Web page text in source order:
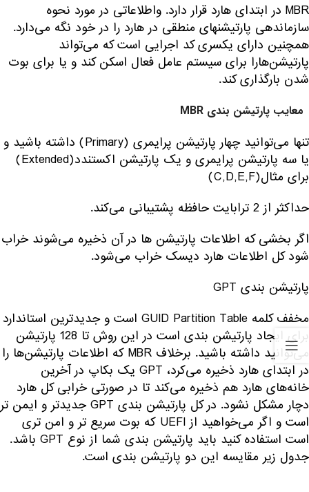
MBR در ابتدای هارد قرار دارد. واطلاعاتی در مورد نحوه
سازماندهی پارتیشنهای منطقی در هارد را در خود نگه می‌دارد.
همچنین دارای یکسری کد اجرایی است که می‌تواند
پارتیشن‌هارا برای سیستم عامل فعال اسکن کند و یا برای بوت
شدن بارگذاری کند.
معایب پارتیشن بندی MBR
تنها می‌توانید چهار پارتیشن پرایمری (Primary) داشته باشید و
یا سه پارتیشن پرایمری و یک پارتیشن اکستندد(Extended)
برای مثال(C,D,E,F)
حداکثر از 2 ترابایت حافظه پشتیبانی می‌کند.
اگر بخشی که اطلاعات پارتیشن ها در آن ذخیره می‌شوند خراب
شود کل اطلاعات هارد دیسک خراب می‌شود.
پارتیشن بندی GPT
مخفف کلمه GUID Partition Table است و جدیدترین استاندارد
برای ایجاد پارتیشن بندی است در این روش تا 128 پارتیشن
می‌توانید داشته باشید. برخلاف MBR که اطلاعات پارتیشن‌ها را
در ابتدای هارد ذخیره می‌کرد، GPT یک بکاپ در آخرین
خانه‌های هارد هم ذخیره می‌کند تا در صورتی خرابی کل هارد
دچار مشکل نشود. در کل پارتیشن بندی GPT جدیدتر و ایمن تر
است و اگر می‌خواهید از UEFI که بوت سریع تر و امن تری
است استفاده کنید باید پارتیشن بندی شما از نوع GPT باشد.
جدول زیر مقایسه این دو پارتیشن بندی است.